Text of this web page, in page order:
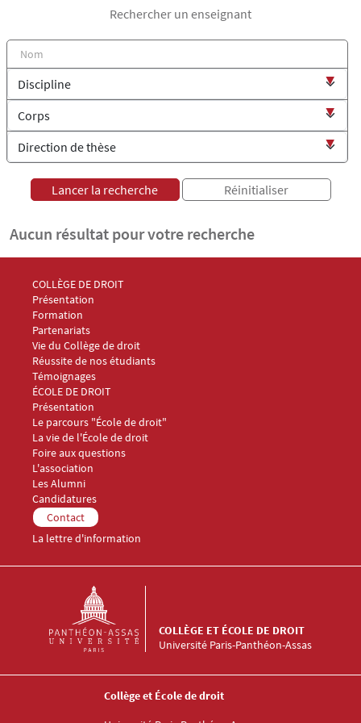
Rechercher un enseignant
Aucun résultat pour votre recherche
Menu Footer Collège et École de droit 1
COLLÈGE DE DROIT
Présentation
Formation
Partenariats
Vie du Collège de droit
Réussite de nos étudiants
Témoignages
Menu Footer Collège et École de droit 2
ÉCOLE DE DROIT
Présentation
Le parcours "École de droit"
La vie de l'École de droit
Foire aux questions
Menu Footer Collège et École de droit 3
L'association
Les Alumni
Menu Footer Collège et École de droit 4
Candidatures
Menu Footer Collège et École de droit 5
Contact
La lettre d'information
Université Paris-Panthéon-Assas
COLLÈGE ET ÉCOLE DE DROIT
Collège et École de droit